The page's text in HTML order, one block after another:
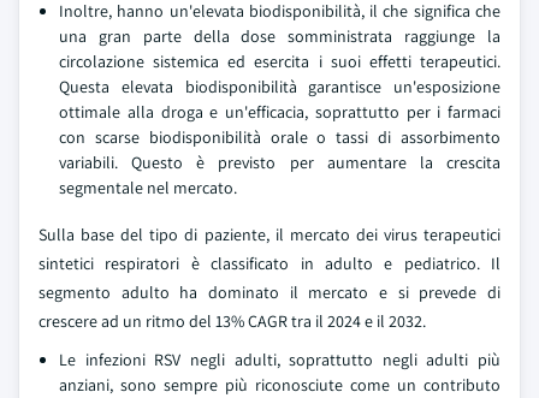
Inoltre, hanno un'elevata biodisponibilità, il che significa che
una gran parte della dose somministrata raggiunge la
circolazione sistemica ed esercita i suoi effetti terapeutici.
Questa elevata biodisponibilità garantisce un'esposizione
ottimale alla droga e un'efficacia, soprattutto per i farmaci
con scarse biodisponibilità orale o tassi di assorbimento
variabili. Questo è previsto per aumentare la crescita
segmentale nel mercato.
Sulla base del tipo di paziente, il mercato dei virus terapeutici
sintetici respiratori è classificato in adulto e pediatrico. Il
segmento adulto ha dominato il mercato e si prevede di
crescere ad un ritmo del 13% CAGR tra il 2024 e il 2032.
Le infezioni RSV negli adulti, soprattutto negli adulti più
anziani, sono sempre più riconosciute come un contributo